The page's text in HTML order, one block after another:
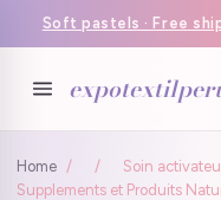
Soft pastels · Free
Home / /
Soin
Supplements et Produits